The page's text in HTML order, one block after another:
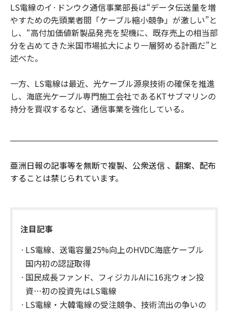
LS電線のイ·ドンウク通信事業部長は“データ伝送量を増
やすための先頭業者間「ケーブル縮小競争」が激しい”と
し、“高付加価値新製品発売を契機に、既存売上の相当部
分を占めてきた米国市場拡大により一層努める計画だ”と
述べた。
一方、LS電線は最近、光ケーブル源泉技術の確保を推進
し、海底光ケーブル専門施工会社であるKTサブマリンの
持分を買収するなど、通信事業を強化している。
亜洲日報の記事等を無断で複製、公衆送信 、翻案、配布
することは禁じられています。
注目記事
LS電線、送電容量25%向上のHVDC海底ケーブル
国内初の認証取得
国民成長ファンド、フィジカルAIに16兆ウォン投
資…初の投資先はLS電線
LS電線・大韓電線の受注競争、技術流出の争いの